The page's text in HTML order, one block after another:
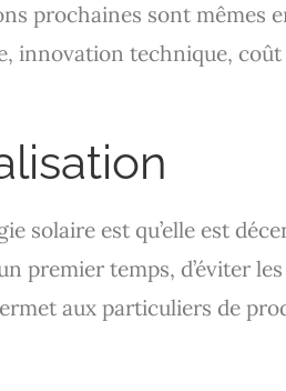
prochaines sont mêmes
innovation technique,
solaire est qu’elle est
premier temps, d’éviter
aux particuliers de